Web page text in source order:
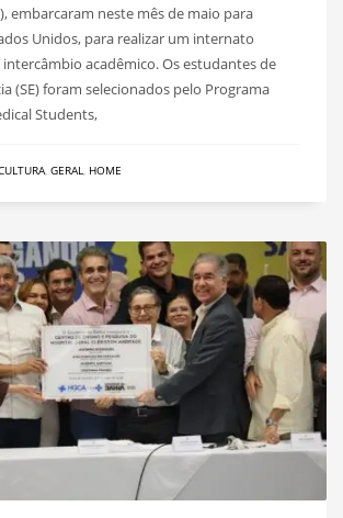
embarcaram neste mês de maio para
Unidos, para realizar um internato
intercâmbio acadêmico. Os estudantes de
(SE) foram selecionados pelo Programa
Students,
, GERAL, HOME